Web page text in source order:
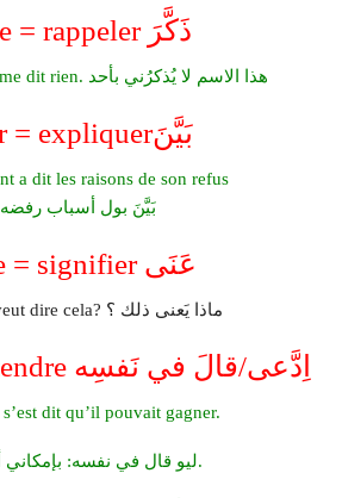
Dire = rappeler ذَكَّرَ
Ex: Ce nom ne me dit rien. هذا الاسم لا يُذكرُني بأحد
Dirr = expliquerبَيَّنَ
Ex : Vincent a dit les raisons de son refus.
بَيَّنَ بول أسباب
Dire = signifier عَنَى
Ex: Que veut dire cela? ماذا يَعنى ذلك ؟
Se dire = prétendre اِدَّعى/قالَ في نَفسِه
dit qu’il pouvait gagner.
ليو قال في نفسه: بإمكاني أن أربح.